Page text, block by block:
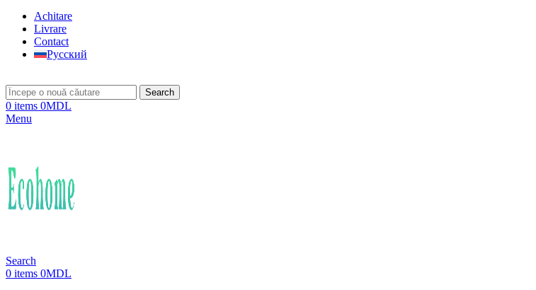
Achitare
Livrare
Contact
Русский
Search
0 items 0MDL
Menu
Search
0 items 0MDL